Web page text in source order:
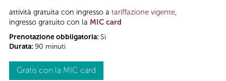
attività gratuita con ingresso a tariffazione vigente,
ingresso gratuito con la MIC card
Prenotazione obbligatoria: Sì
Durata: 90 minuti
Gratis con la MIC card